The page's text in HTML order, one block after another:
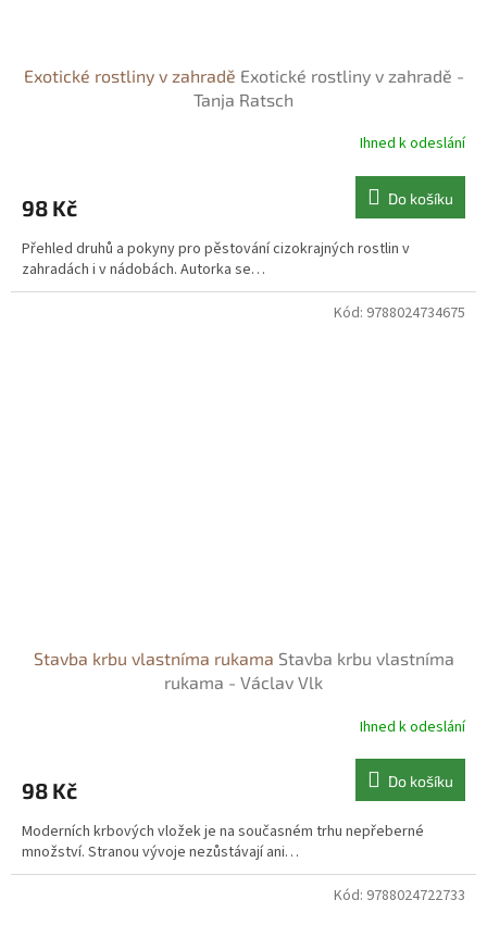
Exotické rostliny v zahradě Exotické rostliny v zahradě -
Tanja Ratsch
Ihned k odeslání
98 Kč Do košíku
Přehled druhů a pokyny pro pěstování cizokrajných rostlin v
zahradách i v nádobách. Autorka se…
Stavba krbu vlastníma rukama Stavba krbu vlastníma
rukama - Václav Vlk
Ihned k odeslání
98 Kč Do košíku
Moderních krbových vložek je na současném trhu nepřeberné
množství. Stranou vývoje nezůstávají ani…
Kód: 9788024734675
Kód: 9788024722733